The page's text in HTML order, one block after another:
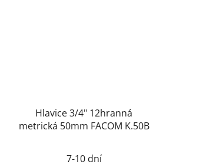
Hlavice 3/4" 12hranná
metrická 50mm FACOM K.50B
7-10 dní